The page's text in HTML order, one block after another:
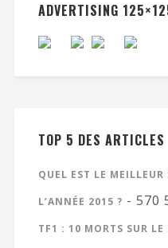
ADVERTISING
TOP 5 DES ARTICLES
QUEL EST LE
L’ANNÉE 2015 ? - 570
TF1 : 10 MORTS SUR LE